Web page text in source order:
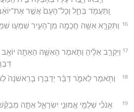
וַֽתַּעֲמֹ֖ד בַּחֵ֑ל וְכָל־הָעָם֙ אֲשֶׁ֣ר
16 וַתִּקְרָ֛א אִשָּׁ֥ה חֲכָמָ֖ה מִן־הָעִ֑יר שִׁמְע֤וּ
17 וַיִּקְרַ֣ב אֵלֶ֔יהָ וַתֹּ֧אמֶר הָאִשָּׁ֛ה הַאַתָּ֥ה יוֹאָ֖ב
18
וַתֹּ֖אמֶר לֵאמֹ֑ר דַּבֵּ֨ר יְדַבְּר֤וּ בָרִֽאשֹׁנָה֙
19
אָנֹכִ֕י שְׁלֻמֵ֖י אֱמוּנֵ֣י יִשְׂרָאֵ֑ל אַתָּ֣ה